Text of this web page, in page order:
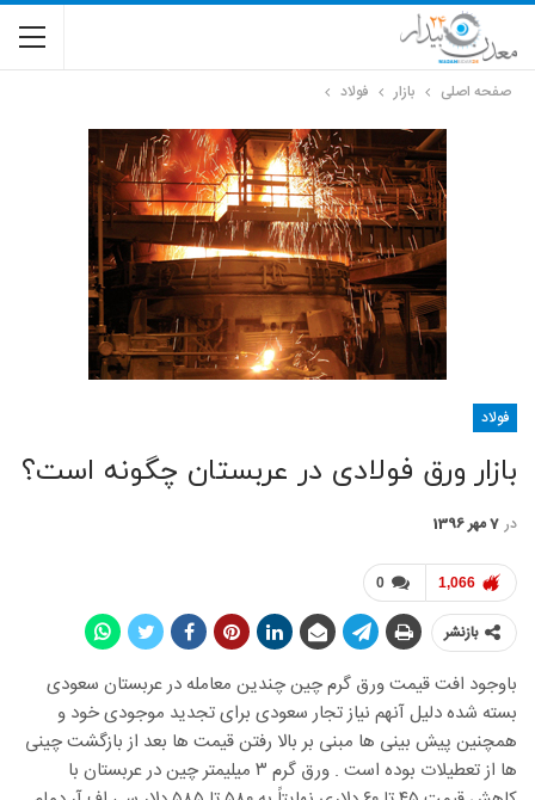
صفحه اصلی بازار فولاد
فولاد
بازار ورق فولادی در عربستان چگونه است؟
در 7 مهر 1396
0 1,066
بازنشر
باوجود افت قیمت ورق گرم چین چندین معامله در عربستان سعودی
بسته شده دلیل آنهم نیاز تجار سعودی برای تجدید موجودی خود و
همچنین پیش بینی ها مبنی بر بالا رفتن قیمت ها بعد از بازگشت چینی
ها از تعطیلات بوده است . ورق گرم ۳ میلیمتر چین در عربستان با